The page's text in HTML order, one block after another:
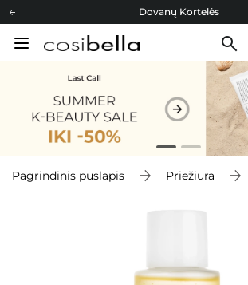
Dovanų Kortelės
Cosibella lojalumo programa
Dovanų Kortelės
Pagrindinis puslapis Priežiūra